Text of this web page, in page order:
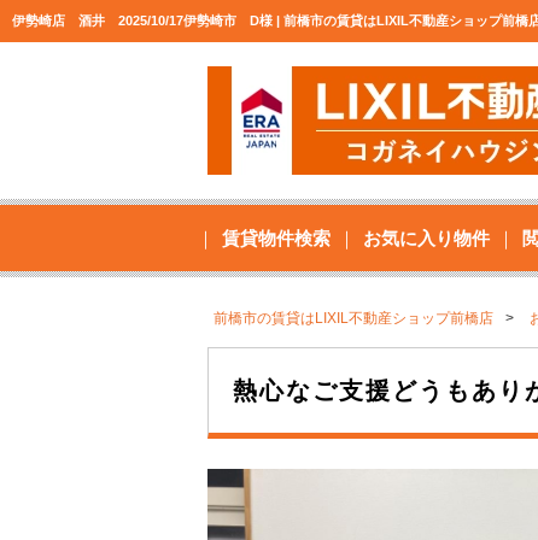
伊勢崎店 酒井 2025/10/17伊勢崎市 D様 | 前橋市の賃貸はLIXIL不動産ショップ前橋店
賃貸物件検索 お気に入り物件
前橋市の賃貸はLIXIL不動産ショップ前橋店
熱心なご支援どうもあ